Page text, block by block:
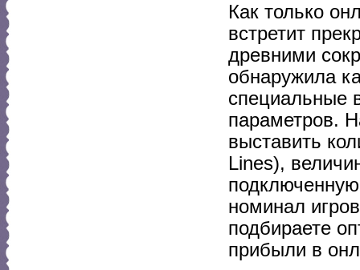
Как только
встретит
древними
обнаружила
специальные
параметров.
выставить
Lines),
номинал
подбираете
прибыли в